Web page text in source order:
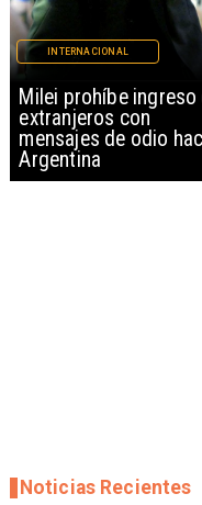
Milei prohíbe ingreso
extranjeros con
mensajes de odio
Argentina
INTERNACIONAL
Noticias Recientes